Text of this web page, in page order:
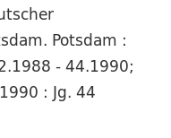
Potsdam :
- 44.1990;
: Jg. 44